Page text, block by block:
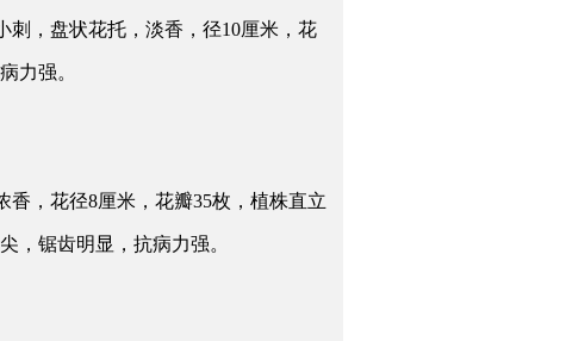
刺，盘状花托，淡香，径10厘米，花
力强。
，花径8厘米，花瓣35枚，植株直立
，锯齿明显，抗病力强。